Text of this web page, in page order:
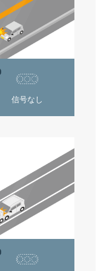
信号なし